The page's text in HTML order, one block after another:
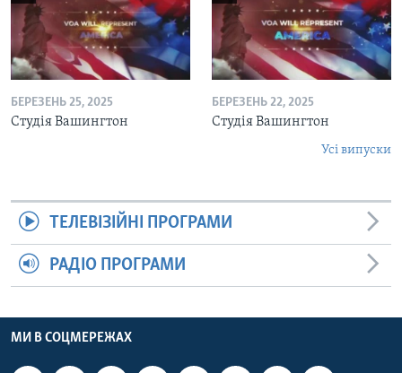
БЕРЕЗЕНЬ 25, 2025
Студія Вашингтон
БЕРЕЗЕНЬ 22, 2025
Студія Вашингтон
Усі випуски
ТЕЛЕВІЗІЙНІ ПРОГРАМИ
РАДІО ПРОГРАМИ
МИ В СОЦМЕРЕЖАХ